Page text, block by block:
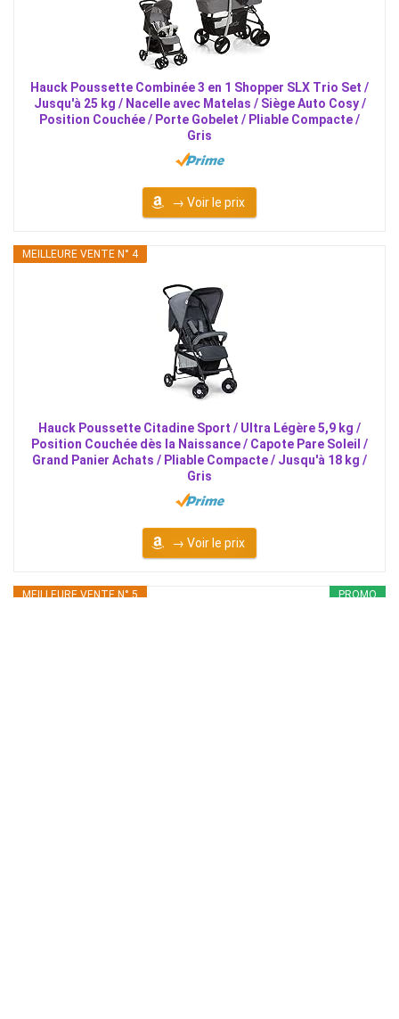
Hauck Poussette Combinée 3 en 1 Shopper SLX Trio Set /
Jusqu'à 25 kg / Nacelle avec Matelas / Siège Auto Cosy /
Position Couchée / Porte Gobelet / Pliable Compacte /
Gris
→ Voir le prix
MEILLEURE VENTE N° 4
Hauck Poussette Citadine Sport / Ultra Légère 5,9 kg /
Position Couchée dès la Naissance / Capote Pare Soleil /
Grand Panier Achats / Pliable Compacte / Jusqu'à 18 kg /
Gris
→ Voir le prix
PROMO
MEILLEURE VENTE N° 5